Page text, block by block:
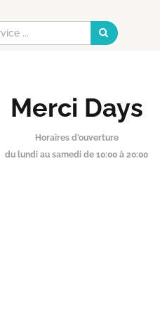
OUVERT AUJOURD'HUI
DE 10:00 À 20:00
Merci Days
Horaires d’ouverture
du lundi au samedi de 10:00 à 20:00